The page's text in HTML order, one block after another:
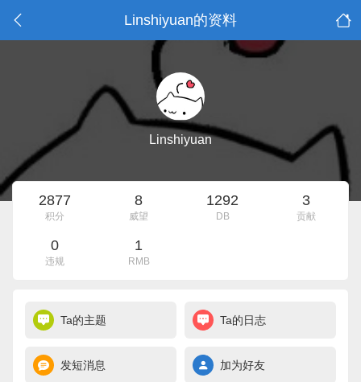
Linshiyuan的资料
Linshiyuan
2877
积分
8
威望
1292
DB
3
贡献
0
违规
1
RMB
Ta的主题 Ta的日志
发短消息 加为好友